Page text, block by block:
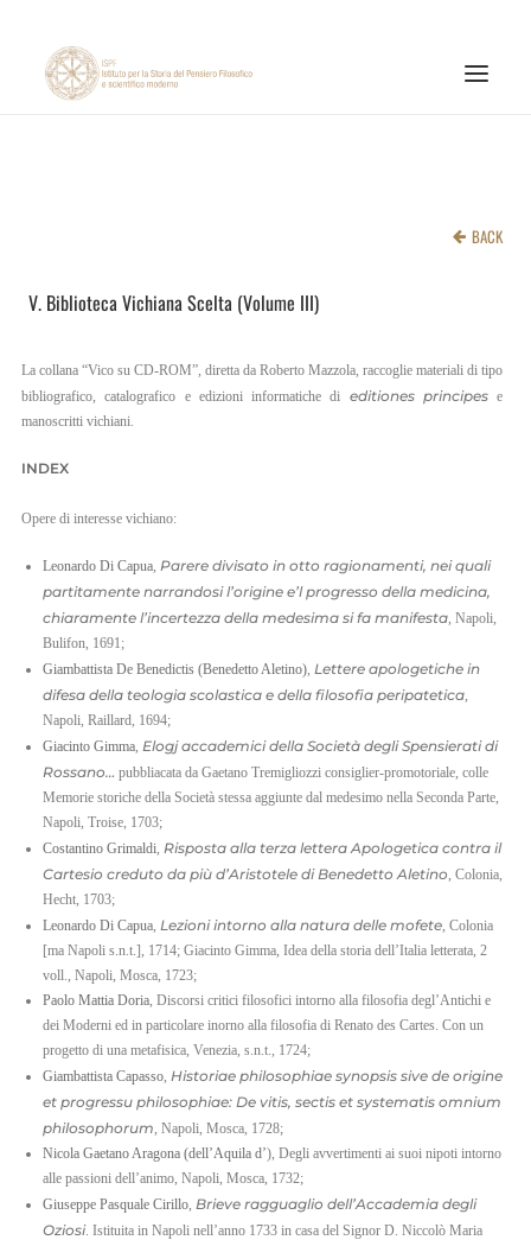
NEWS AND EVENTS
CNR
CANALE YOUTUBE ISPF
EN
IT
BACK
V. Biblioteca Vichiana Scelta (Volume III)
La collana “Vico su CD-ROM”, diretta da Roberto Mazzola, raccoglie materiali di tipo
bibliografico, catalografico e edizioni informatiche di editiones principes e
manoscritti vichiani.
INDEX
Opere di interesse vichiano:
Leonardo Di Capua, Parere divisato in otto ragionamenti, nei quali
partitamente narrandosi l’origine e’l progresso della medicina,
chiaramente l’incertezza della medesima si fa manifesta, Napoli,
Bulifon, 1691;
Giambattista De Benedictis (Benedetto Aletino), Lettere apologetiche in
difesa della teologia scolastica e della filosofia peripatetica,
Napoli, Raillard, 1694;
Giacinto Gimma, Elogj accademici della Società degli Spensierati di
Rossano… pubbliacata da Gaetano Tremigliozzi consiglier-promotoriale, colle
Memorie storiche della Società stessa aggiunte dal medesimo nella Seconda Parte,
Napoli, Troise, 1703;
Costantino Grimaldi, Risposta alla terza lettera Apologetica contra il
Cartesio creduto da più d’Aristotele di Benedetto Aletino, Colonia,
Hecht, 1703;
Leonardo Di Capua, Lezioni intorno alla natura delle mofete, Colonia
[ma Napoli s.n.t.], 1714; Giacinto Gimma, Idea della storia dell’Italia letterata, 2
voll., Napoli, Mosca, 1723;
Paolo Mattia Doria, Discorsi critici filosofici intorno alla filosofia degl’Antichi e
dei Moderni ed in particolare inorno alla filosofia di Renato des Cartes. Con un
progetto di una metafisica, Venezia, s.n.t., 1724;
Giambattista Capasso, Historiae philosophiae synopsis sive de origine
et progressu philosophiae: De vitis, sectis et systematis omnium
philosophorum, Napoli, Mosca, 1728;
Nicola Gaetano Aragona (dell’Aquila d’), Degli avvertimenti ai suoi nipoti intorno
alle passioni dell’animo, Napoli, Mosca, 1732;
Giuseppe Pasquale Cirillo, Brieve ragguaglio dell’Accademia degli
Oziosi. Istituita in Napoli nell’anno 1733 in casa del Signor D. Niccolò Maria